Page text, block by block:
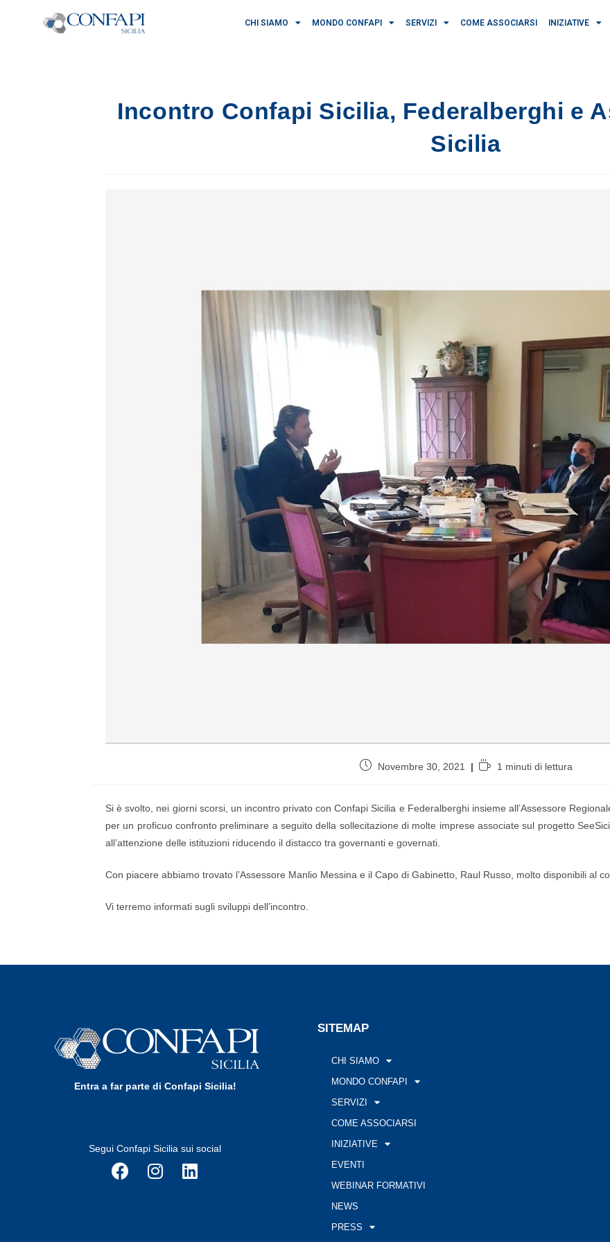
CHI SIAMO MONDO CONFAPI SERVIZI COME ASSOCIARSI INIZIATIVE
Incontro Confapi Sicilia, Federalberghi e
Sicilia
Novembre 30, 2021 1 minuti di lettura
Si è svolto, nei giorni scorsi, un incontro privato con Confapi Sicilia e Federalberghi insieme all’Assessore
per un proficuo confronto preliminare a seguito della sollecitazione di molte imprese associate sul progetto
all’attenzione delle istituzioni riducendo il distacco tra governanti e governati.
Con piacere abbiamo trovato l’Assessore Manlio Messina e il Capo di Gabinetto, Raul Russo, molto disponibili al
Vi terremo informati sugli sviluppi dell’incontro.
Entra a far parte di Confapi Sicilia!
Segui Confapi Sicilia sui social
SITEMAP
CHI SIAMO
MONDO CONFAPI
SERVIZI
COME ASSOCIARSI
INIZIATIVE
EVENTI
WEBINAR FORMATIVI
NEWS
PRESS